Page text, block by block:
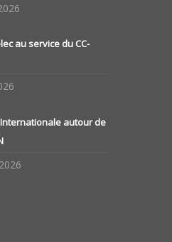
au service du CC-
autour de